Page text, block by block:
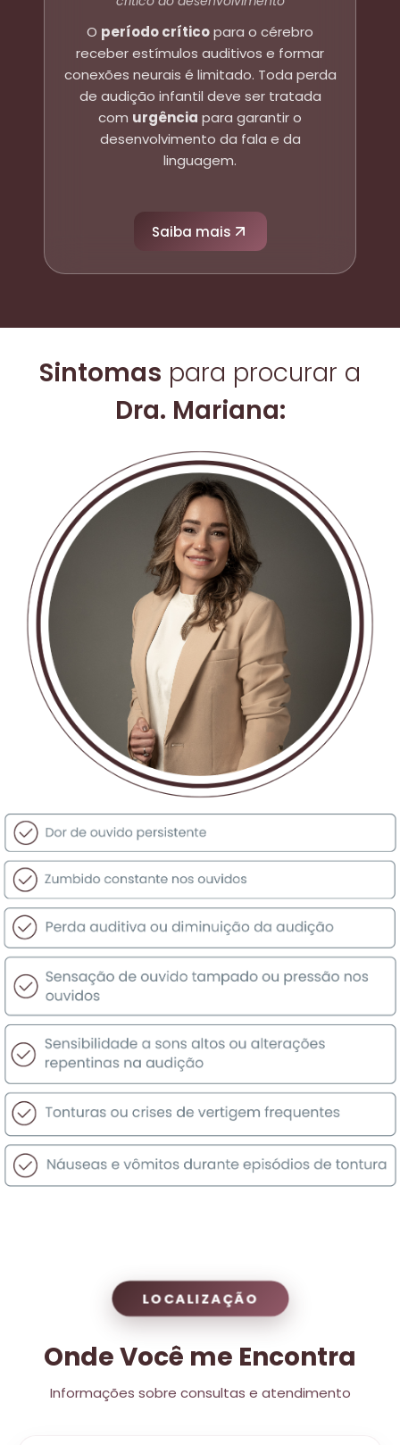
O período críticopara o cérebro
receber estímulos auditivos e formar
conexões neurais é limitado. Toda perda
de audição infantil deve ser tratada
com urgência para garantir o
desenvolvimento da fala e da
linguagem.
Saiba mais
Sintomas para procurar a
Dra. Mariana:
LOCALIZAÇÃO
Onde Você me Encontra
Informações sobre consultas e atendimento